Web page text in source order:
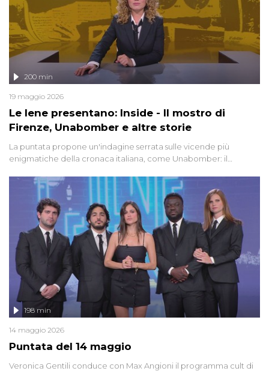
Le Iene presentano: Inside - Il mostro di
Firenze, Unabomber e altre storie
200 min
19 maggio 2026
La puntata propone un'indagine serrata sulle vicende più
enigmatiche della cronaca italiana, come Unabomber: il
'90 e il 2000 che, inquietantemente, potrebbe essere ancora in
libertà. Lo speciale affronta inoltre le zone d'ombra sul Mostro di
Firenze, le cui responsabilità appaiono ancora oggi avvolte in un
groviglio di dubbi mai chiariti. Nel corso dello speciale anche
l'intervista inedita a Olindo Romano, realizzata ne...
Puntata del 14 maggio
198 min
14 maggio 2026
Veronica Gentili conduce con Max Angioni il programma cult di